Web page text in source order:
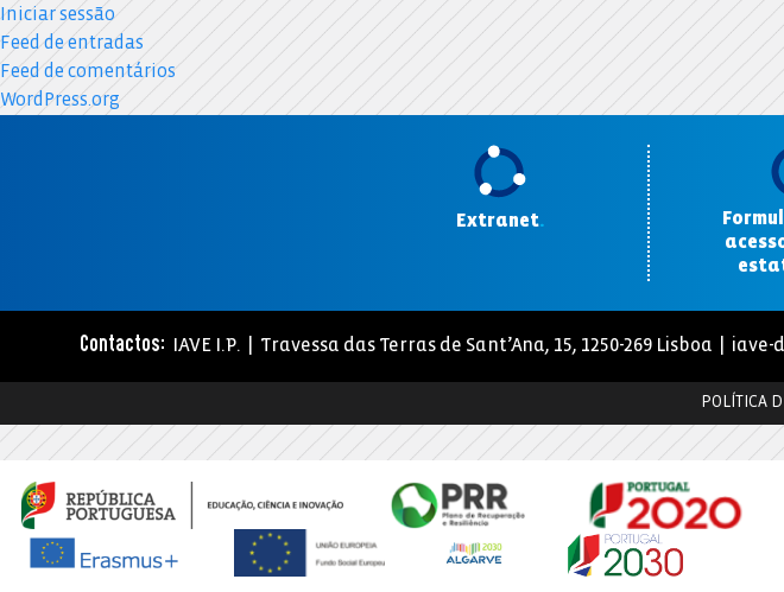
Iniciar sessão
Feed de entradas
Feed de comentários
WordPress.org
Extranet.
Contactos: IAVE I.P. | Travessa das Terras de Sant’Ana, 15, 1250-269 Lisboa | iave-
POLÍTICA